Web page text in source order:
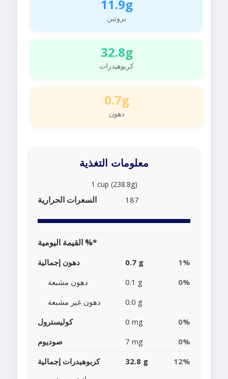
11.9g
بروتين
32.8g
كربوهيدرات
0.7g
دهون
معلومات التغذية
1 cup (238.8g)
السعرات الحرارية 187
القيمة اليومية %*
دهون إجمالية 0.7 g
1%
دهون مشبعة
0.1 g
0%
دهون غير مشبعة
0.0 g
كوليسترول
0 mg
0%
صوديوم
7 mg
0%
كربوهيدرات إجمالية
32.8 g
12%